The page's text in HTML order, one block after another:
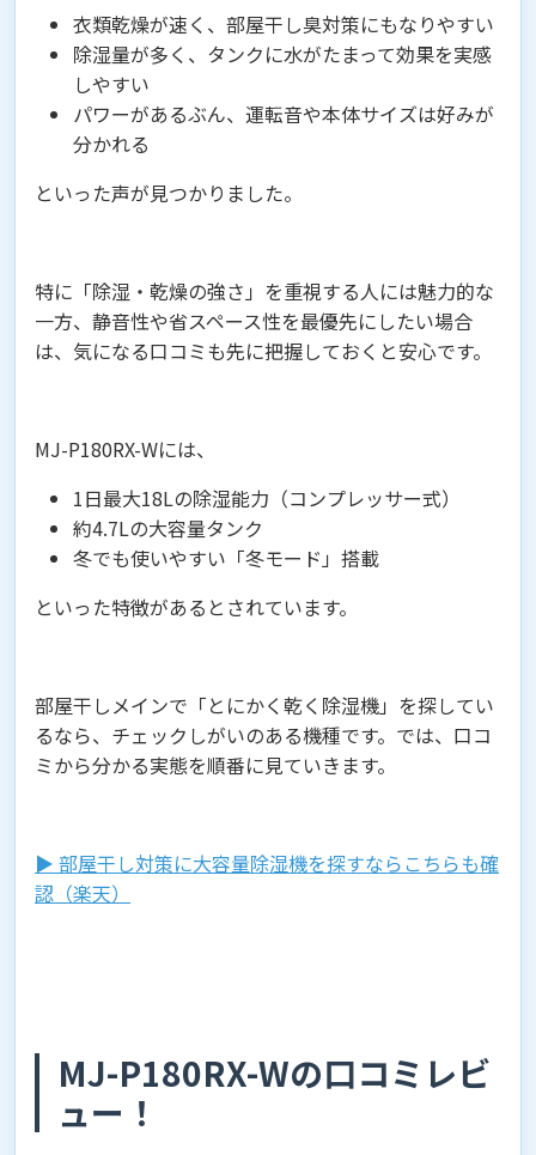
衣類乾燥が速く、部屋干し臭対策にもなりやすい
除湿量が多く、タンクに水がたまって効果を実感
しやすい
パワーがあるぶん、運転音や本体サイズは好みが
分かれる
といった声が見つかりました。
特に「除湿・乾燥の強さ」を重視する人には魅力的な
一方、静音性や省スペース性を最優先にしたい場合
は、気になる口コミも先に把握しておくと安心です。
MJ-P180RX-Wには、
1日最大18Lの除湿能力（コンプレッサー式）
約4.7Lの大容量タンク
冬でも使いやすい「冬モード」搭載
といった特徴があるとされています。
部屋干しメインで「とにかく乾く除湿機」を探してい
るなら、チェックしがいのある機種です。では、口コ
ミから分かる実態を順番に見ていきます。
▶︎ 部屋干し対策に大容量除湿機を探すならこちらも確
認（楽天）
MJ-P180RX-Wの口コミレビ
ュー！